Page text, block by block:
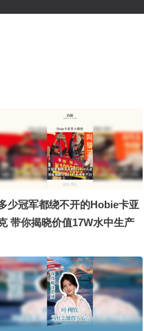
少冠军都绕不开的Hobie卡亚
带你揭晓价值17W水中生产
@damn兄弟